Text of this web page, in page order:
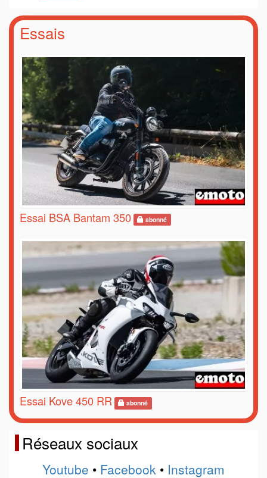
Essais
Essai BSA Bantam 350 abonné
Essai Kove 450 RR abonné
Réseaux sociaux
Youtube • Facebook • Instagram